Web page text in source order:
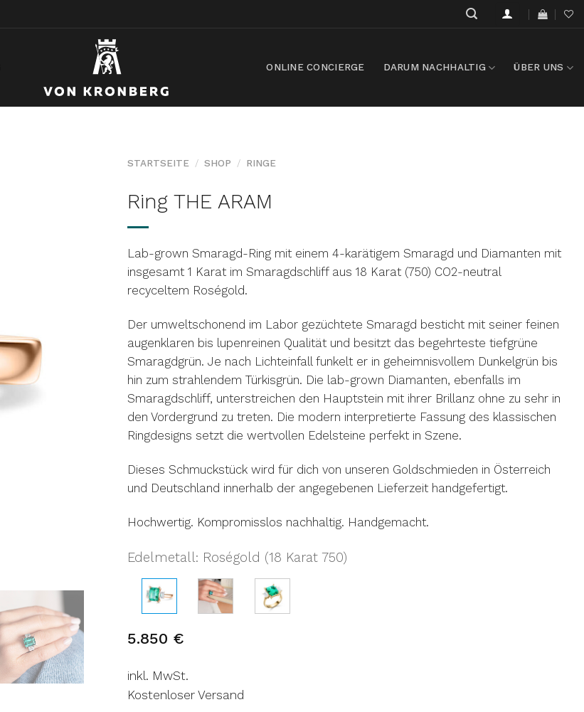
ONLINE CONCIERGE DARUM NACHHALTIG ÜBER UNS
STARTSEITE / SHOP / RINGE
Ring THE ARAM
Lab-grown Smaragd-Ring mit einem 4-karätigem Smaragd und Diamanten mit
insgesamt 1 Karat im Smaragdschliff aus 18 Karat (750) CO2-neutral
recyceltem Roségold.
Der umweltschonend im Labor gezüchtete Smaragd besticht mit seiner feinen
augenklaren bis lupenreinen Qualität und besitzt das begehrteste tiefgrüne
Smaragdgrün. Je nach Lichteinfall funkelt er in geheimnisvollem Dunkelgrün bis
hin zum strahlendem Türkisgrün. Die lab-grown Diamanten, ebenfalls im
Smaragdschliff, unterstreichen den Hauptstein mit ihrer Brillanz ohne zu sehr in
den Vordergrund zu treten. Die modern interpretierte Fassung des klassischen
Ringdesigns setzt die wertvollen Edelsteine perfekt in Szene.
Dieses Schmuckstück wird für dich von unseren Goldschmieden in Österreich
und Deutschland innerhalb der angegebenen Lieferzeit handgefertigt.
Hochwertig. Kompromisslos nachhaltig. Handgemacht.
Edelmetall: Roségold (18 Karat 750)
5.850 €
inkl. MwSt.
Kostenloser Versand